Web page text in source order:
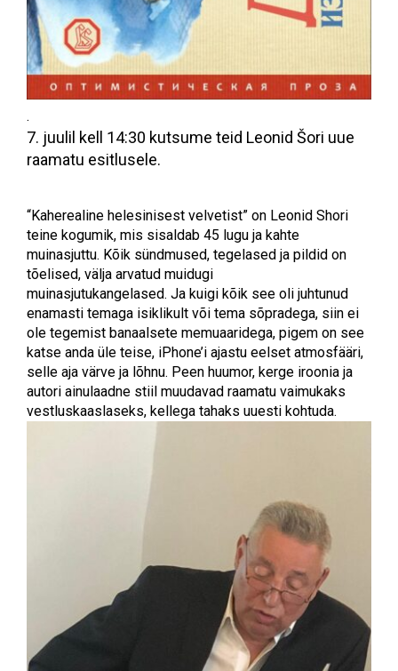
.
7. juulil kell 14:30 kutsume teid Leonid Šori uue
raamatu esitlusele.
“Kaherealine helesinisest velvetist” on Leonid Shori
teine ​​kogumik, mis sisaldab 45 lugu ja kahte
muinasjuttu. Kõik sündmused, tegelased ja pildid on
tõelised, välja arvatud muidugi
muinasjutukangelased. Ja kuigi kõik see oli juhtunud
enamasti temaga isiklikult või tema sõpradega, siin ei
ole tegemist banaalsete memuaaridega, pigem on see
katse anda üle teise, iPhone’i ajastu eelset atmosfääri,
selle aja värve ja lõhnu. Peen huumor, kerge iroonia ja
autori ainulaadne stiil muudavad raamatu vaimukaks
vestluskaaslaseks, kellega tahaks uuesti kohtuda.